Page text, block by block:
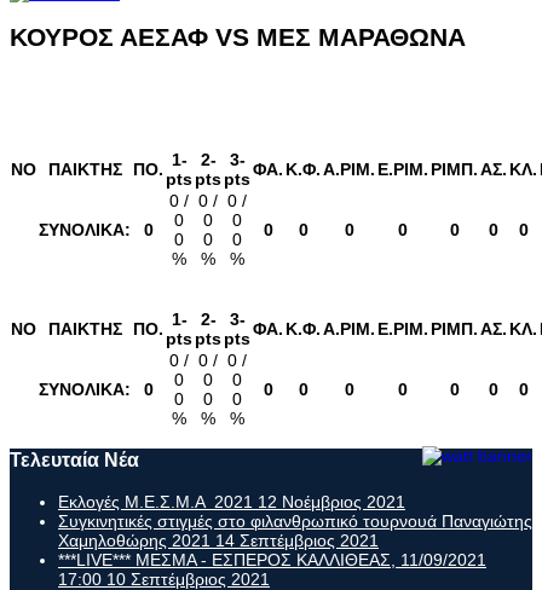
ΚΟΥΡΟΣ ΑΕΣΑΦ VS ΜΕΣ ΜΑΡΑΘΩΝΑ
NO ΠΑΙΚΤΗΣ ΠΟ. 1-
pts
2-
pts
3-
ptsΦΑ. K.Φ.Α.ΡΙΜ. Ε.ΡΙM. ΡΙΜΠ.ΑΣ. ΚΛ.
ΣΥΝΟΛΙΚΑ: 0
0 /
0
0
%
0 /
0
0
%
0 /
0
0
%
0 0 0 0 0 0 0
NO ΠΑΙΚΤΗΣ ΠΟ. 1-
pts
2-
pts
3-
ptsΦΑ. K.Φ.Α.ΡΙΜ. Ε.ΡΙM. ΡΙΜΠ.ΑΣ. ΚΛ.
ΣΥΝΟΛΙΚΑ: 0
0 /
0
0
%
0 /
0
0
%
0 /
0
0
%
0 0 0 0 0 0 0
Τελευταία Νέα
Εκλογές Μ.Ε.Σ.Μ.Α 2021 12 Νοέμβριος 2021
Συγκινητικές στιγμές στο φιλανθρωπικό τουρνουά Παναγιώτης
Χαμηλοθώρης 2021 14 Σεπτέμβριος 2021
***LIVE*** ΜΕΣΜΑ - ΕΣΠΕΡΟΣ ΚΑΛΛΙΘΕΑΣ, 11/09/2021
17:00 10 Σεπτέμβριος 2021